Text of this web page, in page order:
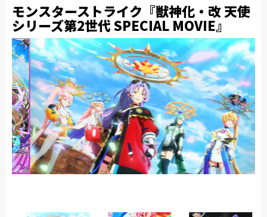
モンスターストライク『獣神化・改 天使
シリーズ第2世代 SPECIAL MOVIE』